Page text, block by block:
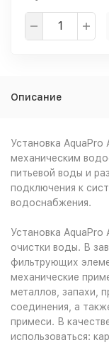
Описание
Установка
механическим
питьевой воды и
подключения к
водоснабжения.
Установка
очистки воды. В
фильтрующих
механические
металлов, запахи,
соединения, а
примеси. В
использоваться: